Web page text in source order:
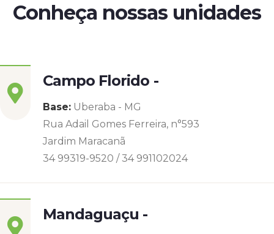
Conheça nossas unidades
Campo Florido -
Base: Uberaba - MG
Rua Adail Gomes Ferreira, n°593
Jardim Maracanã
34 99319-9520 / 34 991102024
Mandaguaçu -